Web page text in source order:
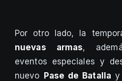
Por otro lado, la
nuevas armas,
eventos especiales y
nuevo Pase de Batalla y